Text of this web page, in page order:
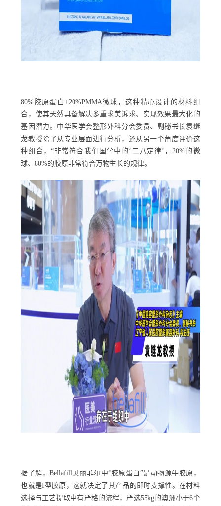
80%胶原蛋白+20%PMMA微球，这种精心设计的材料组
合，使其天然具备解决多重求美诉求、实现效果最大化的
基因潜力。中华医学会整形外科分会委员、副秘书长袁继
龙教授除了从专业层面进行分析，还从另一个角度评价这
种组合，“非常符合我们国学中的‘二八定律’，20%的微
球、80%的胶原非常符合万物生长的规律。
据了解，Bellafill贝丽菲尔中“胶原蛋白”是动物源牛胶原，
也就是I型胶原，这就决定了其产品的即时支撑性。在材料
选择与工艺提取中有严格的流程，严选55kg的澳洲小于6个